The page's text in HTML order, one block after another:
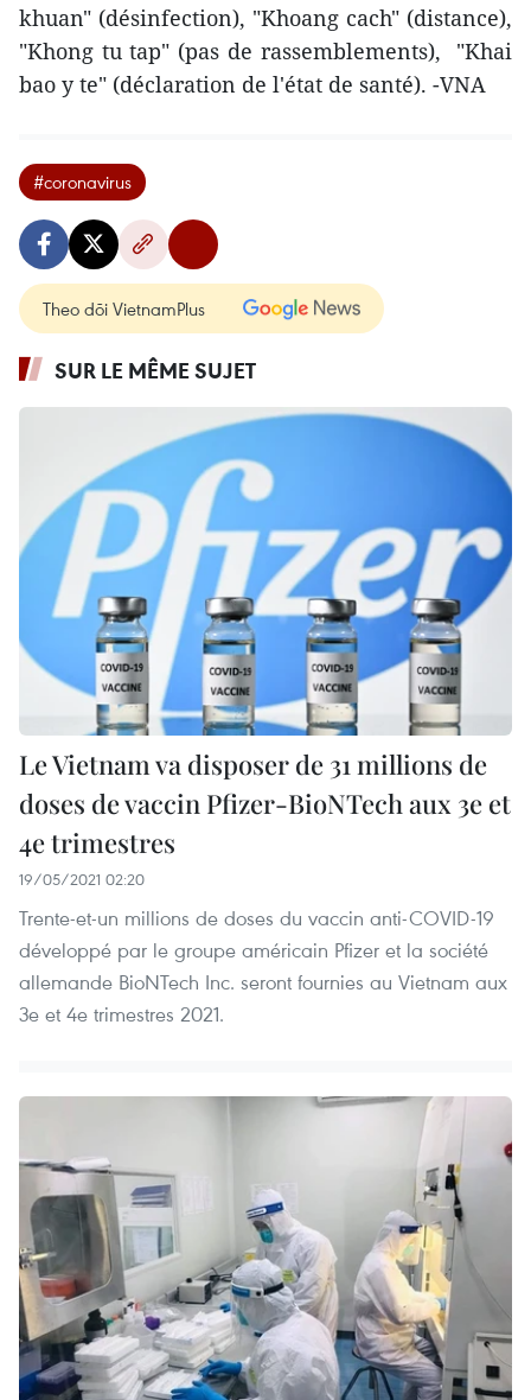
khuan" (désinfection), "Khoang cach" (distance),
"Khong tu tap" (pas de rassemblements), "Khai
bao y te" (déclaration de l'état de santé). -VNA
#coronavirus
Theo dõi VietnamPlus
SUR LE MÊME SUJET
Le Vietnam va disposer de 31 millions de
doses de vaccin Pfizer-BioNTech aux 3e et
4e trimestres
19/05/2021 02:20
Trente-et-un millions de doses du vaccin anti-COVID-19
développé par le groupe américain Pfizer et la société
allemande BioNTech Inc. seront fournies au Vietnam aux
3e et 4e trimestres 2021.